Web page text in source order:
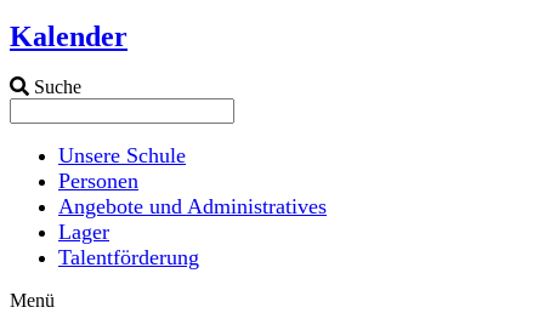
Kalender
Suche
Unsere Schule
Personen
Angebote und Administratives
Lager
Talentförderung
Menü